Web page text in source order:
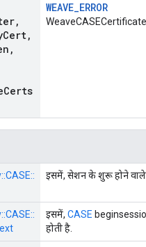
,
Cert,
,
Certs
WEAVE_ERROR
CASE::
इसमें, सेशन के शुरू होने वाले
CASE::
इसमें, CASE
होती है.